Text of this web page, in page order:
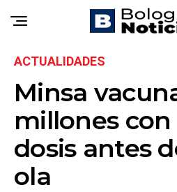
ACTUALIDADES
Minsa
millones
dosis antes
ola